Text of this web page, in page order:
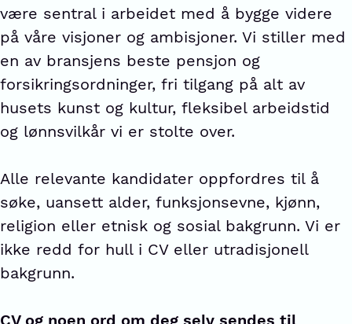
være sentral i arbeidet med å bygge videre
på våre visjoner og ambisjoner. Vi stiller med
en av bransjens beste pensjon og
forsikringsordninger, fri tilgang på alt av
husets kunst og kultur, fleksibel arbeidstid
og lønnsvilkår vi er stolte over.
Alle relevante kandidater oppfordres til å
søke, uansett alder, funksjonsevne, kjønn,
religion eller etnisk og sosial bakgrunn. Vi er
ikke redd for hull i CV eller utradisjonell
bakgrunn.
CV og noen ord om deg selv sendes til